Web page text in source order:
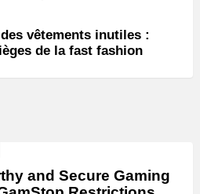
vêtements inutiles :
de la fast fashion
and Secure Gaming